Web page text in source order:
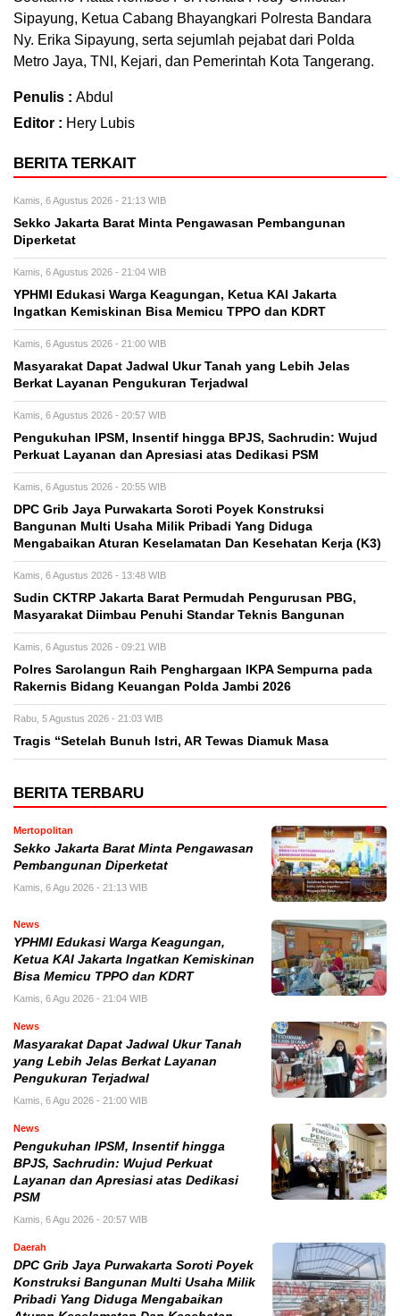
Sipayung, Ketua Cabang Bhayangkari Polresta Bandara
Ny. Erika Sipayung, serta sejumlah pejabat dari Polda
Metro Jaya, TNI, Kejari, dan Pemerintah Kota Tangerang.
Penulis : Abdul
Editor : Hery Lubis
BERITA TERKAIT
Kamis, 6 Agustus 2026 - 21:13 WIB
Sekko Jakarta Barat Minta Pengawasan Pembangunan
Diperketat
Kamis, 6 Agustus 2026 - 21:04 WIB
YPHMI Edukasi Warga Keagungan, Ketua KAI Jakarta
Ingatkan Kemiskinan Bisa Memicu TPPO dan KDRT
Kamis, 6 Agustus 2026 - 21:00 WIB
Masyarakat Dapat Jadwal Ukur Tanah yang Lebih Jelas
Berkat Layanan Pengukuran Terjadwal
Kamis, 6 Agustus 2026 - 20:57 WIB
Pengukuhan IPSM, Insentif hingga BPJS, Sachrudin: Wujud
Perkuat Layanan dan Apresiasi atas Dedikasi PSM
Kamis, 6 Agustus 2026 - 20:55 WIB
DPC Grib Jaya Purwakarta Soroti Poyek Konstruksi
Bangunan Multi Usaha Milik Pribadi Yang Diduga
Mengabaikan Aturan Keselamatan Dan Kesehatan Kerja (K3)
Kamis, 6 Agustus 2026 - 13:48 WIB
Sudin CKTRP Jakarta Barat Permudah Pengurusan PBG,
Masyarakat Diimbau Penuhi Standar Teknis Bangunan
Kamis, 6 Agustus 2026 - 09:21 WIB
Polres Sarolangun Raih Penghargaan IKPA Sempurna pada
Rakernis Bidang Keuangan Polda Jambi 2026
Rabu, 5 Agustus 2026 - 21:03 WIB
Tragis “Setelah Bunuh Istri, AR Tewas Diamuk Masa
BERITA TERBARU
Mertopolitan
Sekko Jakarta Barat Minta Pengawasan
Pembangunan Diperketat
Kamis, 6 Agu 2026 - 21:13 WIB
News
YPHMI Edukasi Warga Keagungan,
Ketua KAI Jakarta Ingatkan Kemiskinan
Bisa Memicu TPPO dan KDRT
Kamis, 6 Agu 2026 - 21:04 WIB
News
Masyarakat Dapat Jadwal Ukur Tanah
yang Lebih Jelas Berkat Layanan
Pengukuran Terjadwal
Kamis, 6 Agu 2026 - 21:00 WIB
News
Pengukuhan IPSM, Insentif hingga
BPJS, Sachrudin: Wujud Perkuat
Layanan dan Apresiasi atas Dedikasi
PSM
Kamis, 6 Agu 2026 - 20:57 WIB
Daerah
DPC Grib Jaya Purwakarta Soroti Poyek
Konstruksi Bangunan Multi Usaha Milik
Pribadi Yang Diduga Mengabaikan